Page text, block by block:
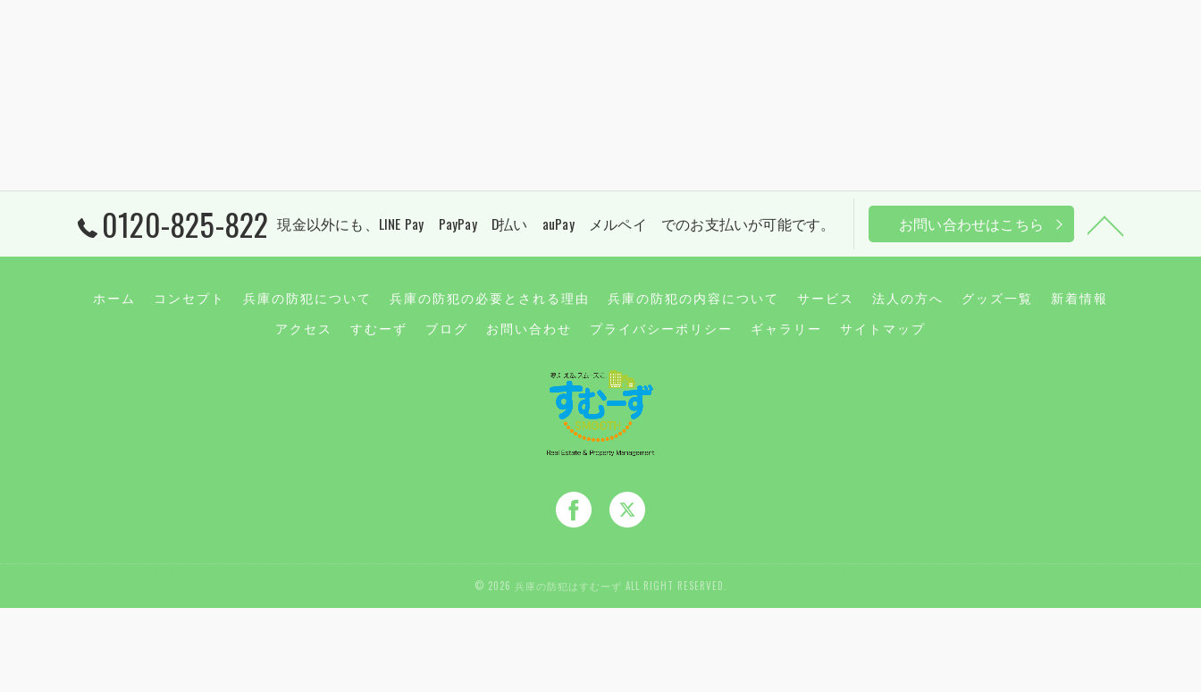
0120-825-822 現金以外にも、LINE Pay PayPay D払い auPay メルペイ でのお支払いが可能です。 お問い合わせはこちら
ホーム コンセプト 兵庫の防犯について 兵庫の防犯の必要とされる理由 兵庫の防犯の内容について サービス 法人の方へ グッズ一覧
新着情報
アクセス
すむーず ブログ お問い合わせ プライバシーポリシー ギャラリー サイトマップ
© 2026 兵庫の防犯はすむーず ALL RIGHT RESERVED.